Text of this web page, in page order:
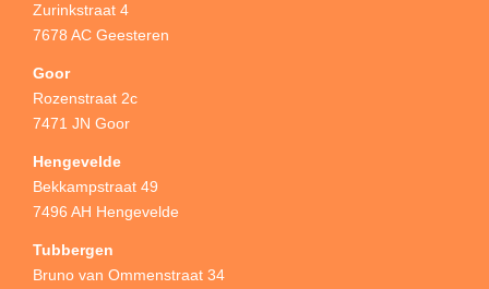
Zurinkstraat 4
7678 AC Geesteren
Goor
Rozenstraat 2c
7471 JN Goor
Hengevelde
Bekkampstraat 49
7496 AH Hengevelde
Tubbergen
Bruno van Ommenstraat 34